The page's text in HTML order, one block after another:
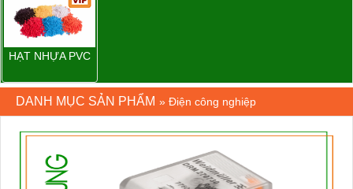
HẠT NHỰA PVC
DANH MỤC SẢN PHẨM » Điện công nghiệp